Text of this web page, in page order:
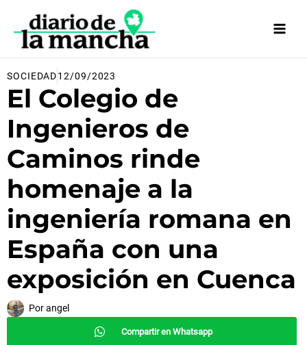
contenido
SOCIEDAD12/09/2023
El Colegio de
Ingenieros de
Caminos rinde
homenaje a la
ingeniería romana en
España con una
exposición en Cuenca
Porangel
Compartir en Whatsapp